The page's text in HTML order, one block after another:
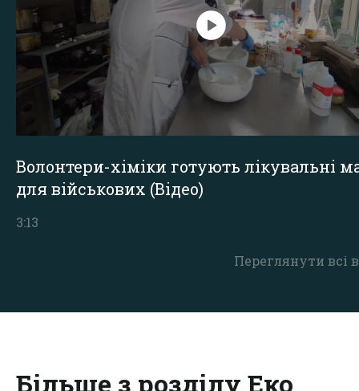
Переглянути всі
Волонтери-хіміки готують лікувальні
для військових (Відео)
3:13
Більше з розділу Еко